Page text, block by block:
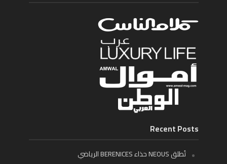
Recent Posts
تُطلق NEOUS حذاء BERENICES الرياضي